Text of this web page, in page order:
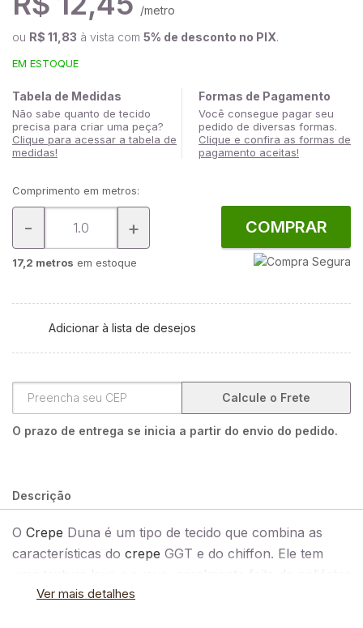
/metro
ou R$ 11,83 à vista com 5% de desconto no PIX.
EM ESTOQUE
Tabela de Medidas
Não sabe quanto de tecido
precisa para criar uma peça?
Clique para acessar a tabela de
medidas!
Formas de Pagamento
Você consegue pagar seu
pedido de diversas formas.
Clique e confira as formas de
pagamento aceitas!
Comprimento em metros:
- +
17,2 metros em estoque
COMPRAR
Adicionar à lista de desejos
Calcule o Frete
O prazo de entrega se inicia a partir do envio do pedido.
Descrição
O Crepe Duna é um tipo de tecido que combina as
características do crepe GGT e do chiffon. Ele tem
uma textura leve e suave, geralmente feita de poliéster
ou uma mistura de poliéster e seda. O nome "Duna"
Ver mais detalhes